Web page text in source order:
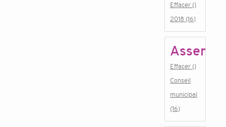
Effacer ()
2018 (16)
Effacer ()
Conseil
municipal
(16)